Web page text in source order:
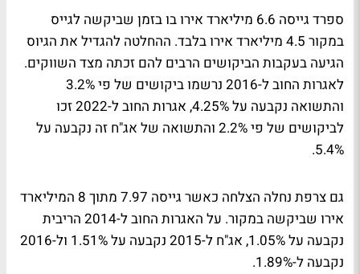
ספרד גייסה 6.6 מיליארד אירו בו בזמן שביקשה לגייס
במקור 4.5 מיליארד אירו בלבד. ההחלטה להגדיל את הגיוס
הגיעה בעקבות הביקושים הרבים להם זכתה מצד השווקים.
לאגרות החוב ל-2016 נרשמו ביקושים של פי 3.2%
והתשואה נקבעה על 4.25%, אגרות החוב ל-2022 זכו
לביקושים של פי 2.2% והתשואה של אג"ח זה נקבעה על
5.4%.
גם צרפת נחלה הצלחה כאשר גייסה 7.97 מתוך 8 המיליארד
אירו שביקשה במקור. על האגרות החוב ל-2014 הריבית
נקבעה על 1.05%, אג"ח ל-2015 נקבעה על 1.51% ול-2016
נקבעה ל-1.89%.